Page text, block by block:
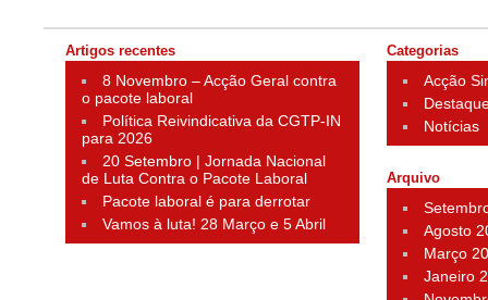
Artigos recentes
8 Novembro – Acção Geral contra
o pacote laboral
Política Reivindicativa da CGTP-IN
para 2026
20 Setembro | Jornada Nacional
de Luta Contra o Pacote Laboral
Pacote laboral é para derrotar
Vamos à luta! 28 Março e 5 Abril
Categorias
Acção
Notícias
Arquivo
Agosto
Março
Janeiro